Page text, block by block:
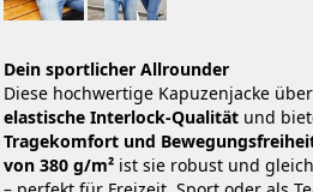
Dein sportlicher Allrounder
Diese hochwertige Kapuzenjacke
elastische Interlock-Qualität und
Tragekomfort und
von 380 g/m² ist sie robust und